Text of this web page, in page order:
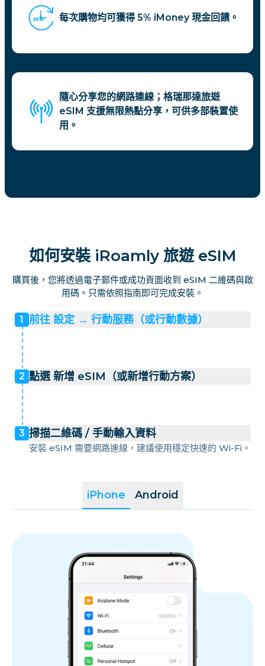
每次購物均可獲得 5% iMoney 現金回饋。
隨心分享您的網路連線；格瑞那達旅遊
eSIM 支援無限熱點分享，可供多部裝置使
用。
如何安裝 iRoamly 旅遊 eSIM
購買後，您將透過電子郵件或成功頁面收到 eSIM 二維碼與啟
用碼。只需依照指南即可完成安裝。
iPhone Android
1 前往 設定 → 行動服務（或行動數據）
2 點選 新增 eSIM（或新增行動方案）
3 掃描二維碼 / 手動輸入資料
安裝 eSIM 需要網路連線，建議使用穩定快速的 Wi-Fi。